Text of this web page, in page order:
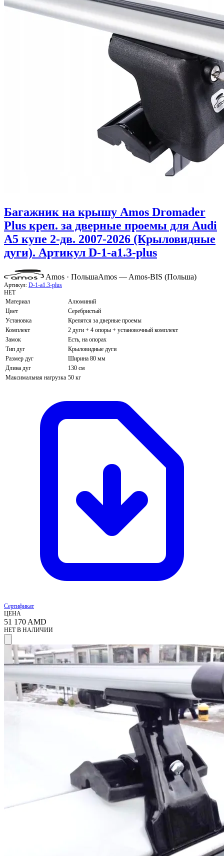
Багажник на крышу Amos Dromader
Plus креп. за дверные проемы для Audi
A5 купе 2-дв. 2007-2026 (Крыловидные
дуги). Артикул D-1-a1.3-plus
Amos · ПольшаAmos — Amos-BIS (Польша)
Артикул: D-1-a1.3-plus
НЕТ
Материал
Алюминий
Цвет
Серебристый
Установка
Крепятся за дверные проемы
Комплект
2 дуги + 4 опоры + установочный комплект
Замок
Есть, на опорах
Тип дуг
Крыловидные дуги
Размер дуг
Ширина 80 мм
Длина дуг
130 см
Максимальная нагрузка 50 кг
Сертификат
ЦЕНА
51 170 AMD
НЕТ В НАЛИЧИИ